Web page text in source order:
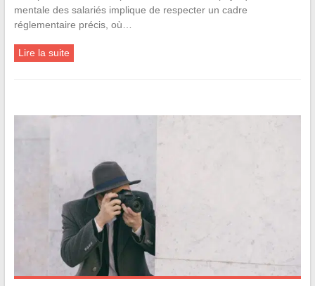
mentale des salariés implique de respecter un cadre
réglementaire précis, où…
Lire la suite